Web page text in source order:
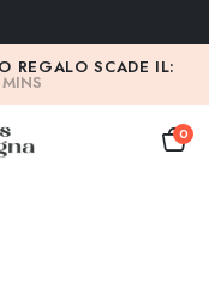
REGALO SCADE IL:
MINS
0